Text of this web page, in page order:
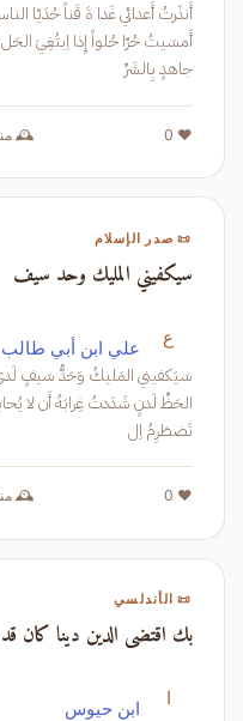
جاهدٍ بِالشَرِّ
❤️ 0 🕰️ منذ 1,442
📜 صدر الإسلام
سيكفيني المليك وحد سيف
ع علي ابن أبي طالب
تَضطَرِمُ اِل
❤️ 0 🕰️ منذ 1,365
📜 الأندلسي
بك اقتضى الدين دينا كان
ا ابن حيوس